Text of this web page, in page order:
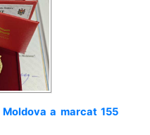
a marcat 155